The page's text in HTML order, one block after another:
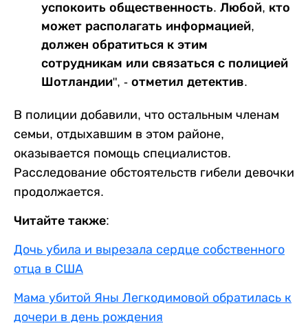
успокоить общественность. Любой, кто
может располагать информацией,
должен обратиться к этим
сотрудникам или связаться с полицией
Шотландии", - отметил детектив.
В полиции добавили, что остальным членам
семьи, отдыхавшим в этом районе,
оказывается помощь специалистов.
Расследование обстоятельств гибели девочки
продолжается.
Читайте также:
Дочь убила и вырезала сердце собственного
отца в США
Мама убитой Яны Легкодимовой обратилась к
дочери в день рождения